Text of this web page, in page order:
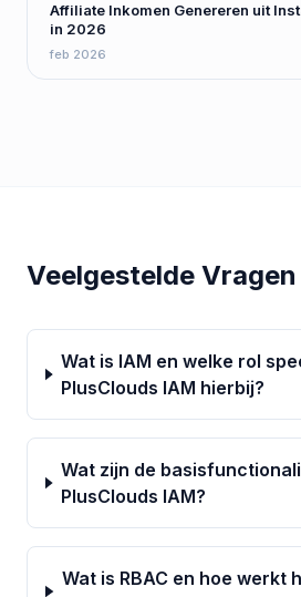
Affiliate Inkomen Genereren uit
in 2026
feb 2026
Veelgestelde Vragen
Wat is IAM en welke rol
PlusClouds IAM hierbij?
Wat zijn de
PlusClouds IAM?
Wat is RBAC en hoe werkt